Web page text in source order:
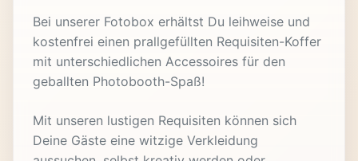
Bei unserer Fotobox erhältst Du leihweise und
kostenfrei einen prallgefüllten Requisiten-Koffer
mit unterschiedlichen Accessoires für den
geballten Photobooth-Spaß!
Mit unseren lustigen Requisiten können sich
Deine Gäste eine witzige Verkleidung